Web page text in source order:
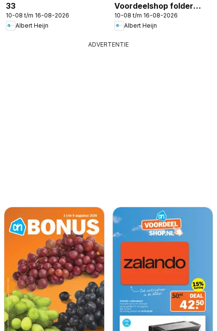
33
10-08 t/m 16-08-2026
Albert Heijn
Voordeelshop folder
week 33
10-08 t/m 16-08-2026
Albert Heijn
ADVERTENTIE